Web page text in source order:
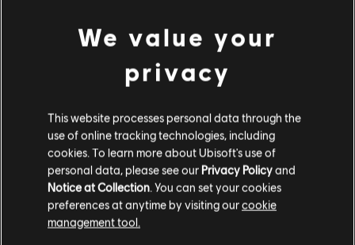
We value your
privacy
This website processes personal data through the
use of online tracking technologies, including
cookies. To learn more about Ubisoft's use of
personal data, please see our Privacy Policyand
Notice at Collection. You can set your cookies
preferences at anytime by visiting ourcookie
management tool.